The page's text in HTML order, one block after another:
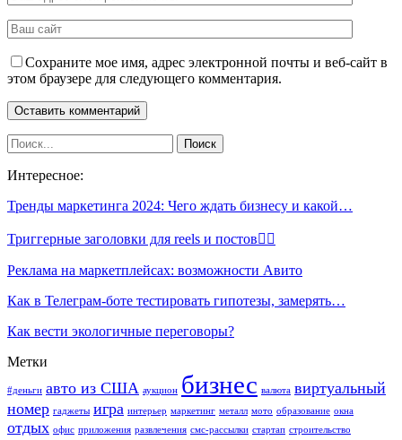
Сохраните мое имя, адрес электронной почты и веб-сайт в
этом браузере для следующего комментария.
Интересное:
Тренды маркетинга 2024: Чего ждать бизнесу и какой…
Триггерные заголовки для reels и постов👇🏻
Реклама на маркетплейсах: возможности Авито
Как в Телеграм-боте тестировать гипотезы, замерять…
Как вести экологичные переговоры?
Метки
#деньги авто из США аукцион бизнес валюта виртуальный
номер гаджеты игра интерьер маркетинг металл мото образование окна
отдых офис приложения развлечения смс-рассылки стартап строительство